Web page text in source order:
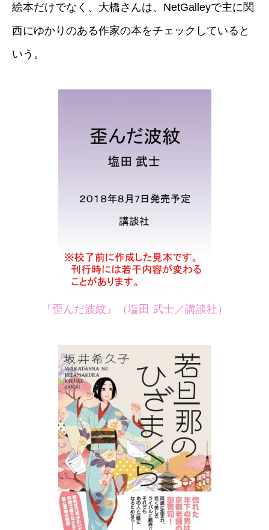
絵本だけでなく、大橋さんは、NetGalleyで主に関
西にゆかりのある作家の本をチェックしていると
いう。
『歪んだ波紋』（塩田 武士／講談社）